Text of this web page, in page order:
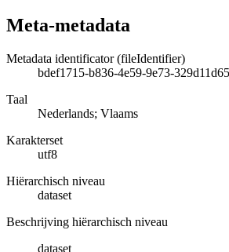
Meta-metadata
Metadata identificator (fileIdentifier)
bdef1715-b836-4e59-9e73-
Taal
Nederlands; Vlaams
Karakterset
utf8
Hiërarchisch niveau
dataset
Beschrijving hiërarchisch niveau
dataset